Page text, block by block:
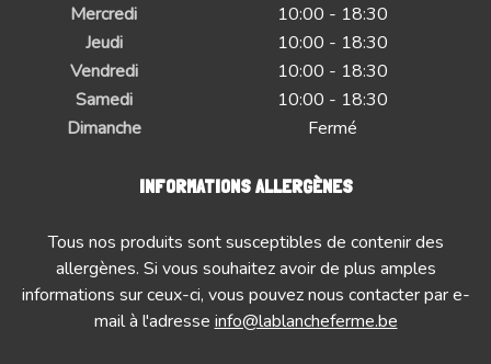
Mercredi
10:00 - 18:30
Jeudi
10:00 - 18:30
Vendredi
10:00 - 18:30
Samedi
10:00 - 18:30
Dimanche
Fermé
INFORMATIONS ALLERGÈNES
Tous nos produits sont susceptibles de contenir des
allergènes. Si vous souhaitez avoir de plus amples
informations sur ceux-ci, vous pouvez nous contacter par e-
mail à l'adresse info@lablancheferme.be